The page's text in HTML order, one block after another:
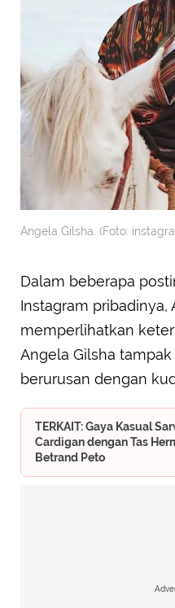
Angela Gilsha. (Foto:
Dalam beberapa
Instagram pribadinya,
memperlihatkan
Angela Gilsha
berurusan dengan
TERKAIT: Gaya Kasual
Cardigan dengan Tas
Betrand Peto